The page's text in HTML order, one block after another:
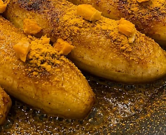
pergi dan pulang..'
suami bakal berangkat tunai haji
dengan ibu ayah tunai haji,
naik helikopter tak? Saya jawab ok, baik
di bawah menampakkan